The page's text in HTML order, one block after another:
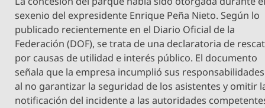
sexenio del expresidente Enrique Peña Nieto. Según lo
publicado recientemente en el Diario Oficial de la
Federación (DOF), se trata de una declaratoria de
por causas de utilidad e interés público. El documento
señala que la empresa incumplió sus responsabilidades
al no garantizar la seguridad de los asistentes y omitir
notificación del incidente a las autoridades